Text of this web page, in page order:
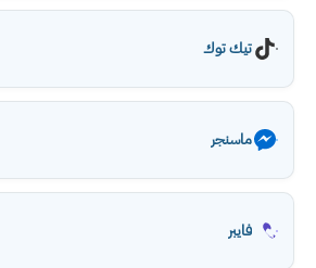
تيك توك
ماسنجر
فايبر